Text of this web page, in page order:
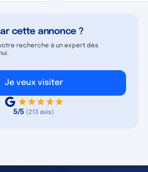
cette annonce ?
recherche à un expert dès
Je veux visiter
5/5 (213 avis)